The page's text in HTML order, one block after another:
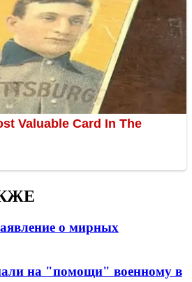
о мирных
на "помощи" военному в